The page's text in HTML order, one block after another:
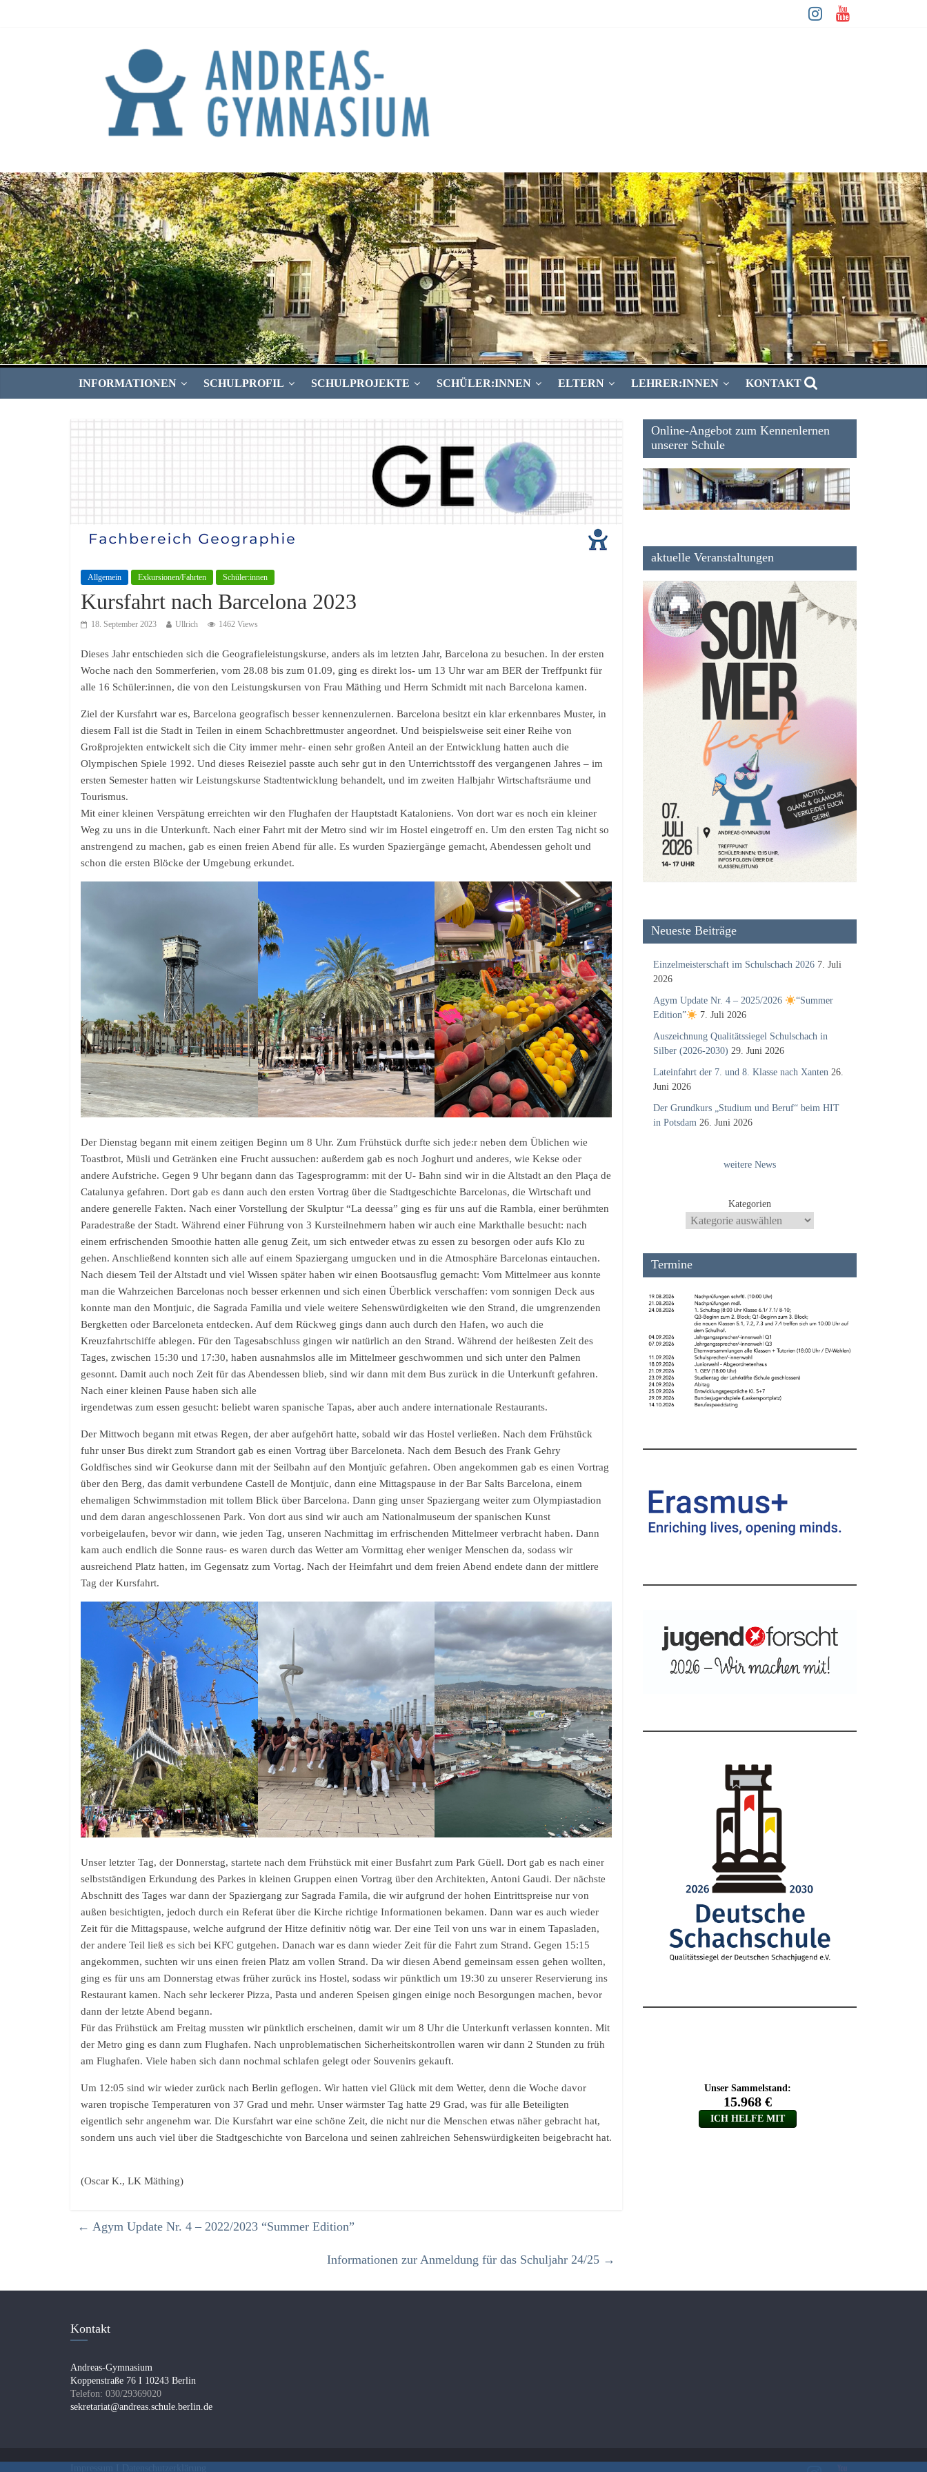
INFORMATIONEN SCHULPROFIL SCHULPROJEKTE SCHÜLER:INNEN ELTERN LEHRER:INNEN KONTAKT
Allgemein Exkursionen/Fahrten Schüler:innen
Kursfahrt nach Barcelona 2023
18. September 2023 Ullrich 1462 Views
Dieses Jahr entschieden sich die Geografieleistungskurse, anders als im letzten Jahr, Barcelona zu besuchen. In der ersten
Woche nach den Sommerferien, vom 28.08 bis zum 01.09, ging es direkt los- um 13 Uhr war am BER der Treffpunkt für
alle 16 Schüler:innen, die von den Leistungskursen von Frau Mäthing und Herrn Schmidt mit nach Barcelona kamen.
Ziel der Kursfahrt war es, Barcelona geografisch besser kennenzulernen. Barcelona besitzt ein klar erkennbares Muster, in
diesem Fall ist die Stadt in Teilen in einem Schachbrettmuster angeordnet. Und beispielsweise seit einer Reihe von
Großprojekten entwickelt sich die City immer mehr- einen sehr großen Anteil an der Entwicklung hatten auch die
Olympischen Spiele 1992. Und dieses Reiseziel passte auch sehr gut in den Unterrichtsstoff des vergangenen Jahres – im
ersten Semester hatten wir Leistungskurse Stadtentwicklung behandelt, und im zweiten Halbjahr Wirtschaftsräume und
Tourismus.
Mit einer kleinen Verspätung erreichten wir den Flughafen der Hauptstadt Kataloniens. Von dort war es noch ein kleiner
Weg zu uns in die Unterkunft. Nach einer Fahrt mit der Metro sind wir im Hostel eingetroff en. Um den ersten Tag nicht so
anstrengend zu machen, gab es einen freien Abend für alle. Es wurden Spaziergänge gemacht, Abendessen geholt und
schon die ersten Blöcke der Umgebung erkundet.
Der Dienstag begann mit einem zeitigen Beginn um 8 Uhr. Zum Frühstück durfte sich jede:r neben dem Üblichen wie
Toastbrot, Müsli und Getränken eine Frucht aussuchen: außerdem gab es noch Joghurt und anderes, wie Kekse oder
andere Aufstriche. Gegen 9 Uhr begann dann das Tagesprogramm: mit der U- Bahn sind wir in die Altstadt an den Plaça de
Catalunya gefahren. Dort gab es dann auch den ersten Vortrag über die Stadtgeschichte Barcelonas, die Wirtschaft und
andere generelle Fakten. Nach einer Vorstellung der Skulptur “La deessa” ging es für uns auf die Rambla, einer berühmten
Paradestraße der Stadt. Während einer Führung von 3 Kursteilnehmern haben wir auch eine Markthalle besucht: nach
einem erfrischenden Smoothie hatten alle genug Zeit, um sich entweder etwas zu essen zu besorgen oder aufs Klo zu
gehen. Anschließend konnten sich alle auf einem Spaziergang umgucken und in die Atmosphäre Barcelonas eintauchen.
Nach diesem Teil der Altstadt und viel Wissen später haben wir einen Bootsausflug gemacht: Vom Mittelmeer aus konnte
man die Wahrzeichen Barcelonas noch besser erkennen und sich einen Überblick verschaffen: vom sonnigen Deck aus
konnte man den Montjuic, die Sagrada Familia und viele weitere Sehenswürdigkeiten wie den Strand, die umgrenzenden
Bergketten oder Barceloneta entdecken. Auf dem Rückweg gings dann auch durch den Hafen, wo auch die
Kreuzfahrtschiffe ablegen. Für den Tagesabschluss gingen wir natürlich an den Strand. Während der heißesten Zeit des
Tages, zwischen 15:30 und 17:30, haben ausnahmslos alle im Mittelmeer geschwommen und sich unter den Palmen
gesonnt. Damit auch noch Zeit für das Abendessen blieb, sind wir dann mit dem Bus zurück in die Unterkunft gefahren.
Nach einer kleinen Pause haben sich alle
irgendetwas zum essen gesucht: beliebt waren spanische Tapas, aber auch andere internationale Restaurants.
Der Mittwoch begann mit etwas Regen, der aber aufgehört hatte, sobald wir das Hostel verließen. Nach dem Frühstück
fuhr unser Bus direkt zum Strandort gab es einen Vortrag über Barceloneta. Nach dem Besuch des Frank Gehry
Goldfisches sind wir Geokurse dann mit der Seilbahn auf den Montjuïc gefahren. Oben angekommen gab es einen Vortrag
über den Berg, das damit verbundene Castell de Montjuïc, dann eine Mittagspause in der Bar Salts Barcelona, einem
ehemaligen Schwimmstadion mit tollem Blick über Barcelona. Dann ging unser Spaziergang weiter zum Olympiastadion
und dem daran angeschlossenen Park. Von dort aus sind wir auch am Nationalmuseum der spanischen Kunst
vorbeigelaufen, bevor wir dann, wie jeden Tag, unseren Nachmittag im erfrischenden Mittelmeer verbracht haben. Dann
kam auch endlich die Sonne raus- es waren durch das Wetter am Vormittag eher weniger Menschen da, sodass wir
ausreichend Platz hatten, im Gegensatz zum Vortag. Nach der Heimfahrt und dem freien Abend endete dann der mittlere
Tag der Kursfahrt.
Unser letzter Tag, der Donnerstag, startete nach dem Frühstück mit einer Busfahrt zum Park Güell. Dort gab es nach einer
selbstständigen Erkundung des Parkes in kleinen Gruppen einen Vortrag über den Architekten, Antoni Gaudi. Der nächste
Abschnitt des Tages war dann der Spaziergang zur Sagrada Famila, die wir aufgrund der hohen Eintrittspreise nur von
außen besichtigten, jedoch durch ein Referat über die Kirche richtige Informationen bekamen. Dann war es auch wieder
Zeit für die Mittagspause, welche aufgrund der Hitze definitiv nötig war. Der eine Teil von uns war in einem Tapasladen,
der andere Teil ließ es sich bei KFC gutgehen. Danach war es dann wieder Zeit für die Fahrt zum Strand. Gegen 15:15
angekommen, suchten wir uns einen freien Platz am vollen Strand. Da wir diesen Abend gemeinsam essen gehen wollten,
ging es für uns am Donnerstag etwas früher zurück ins Hostel, sodass wir pünktlich um 19:30 zu unserer Reservierung ins
Restaurant kamen. Nach sehr leckerer Pizza, Pasta und anderen Speisen gingen einige noch Besorgungen machen, bevor
dann der letzte Abend begann.
Für das Frühstück am Freitag mussten wir pünktlich erscheinen, damit wir um 8 Uhr die Unterkunft verlassen konnten. Mit
der Metro ging es dann zum Flughafen. Nach unproblematischen Sicherheitskontrollen waren wir dann 2 Stunden zu früh
am Flughafen. Viele haben sich dann nochmal schlafen gelegt oder Souvenirs gekauft.
Um 12:05 sind wir wieder zurück nach Berlin geflogen. Wir hatten viel Glück mit dem Wetter, denn die Woche davor
waren tropische Temperaturen von 37 Grad und mehr. Unser wärmster Tag hatte 29 Grad, was für alle Beteiligten
eigentlich sehr angenehm war. Die Kursfahrt war eine schöne Zeit, die nicht nur die Menschen etwas näher gebracht hat,
sondern uns auch viel über die Stadtgeschichte von Barcelona und seinen zahlreichen Sehenswürdigkeiten beigebracht hat.
(Oscar K., LK Mäthing)
← Agym Update Nr. 4 – 2022/2023 “Summer Edition”
Informationen zur Anmeldung für das Schuljahr 24/25 →
Online-Angebot zum Kennenlernen
unserer Schule
aktuelle Veranstaltungen
Neueste Beiträge
Einzelmeisterschaft im Schulschach 2026 7. Juli
2026
Agym Update Nr. 4 – 2025/2026
“Summer
Edition”
7. Juli 2026
Auszeichnung Qualitätssiegel Schulschach in
Silber (2026-2030) 29. Juni 2026
Lateinfahrt der 7. und 8. Klasse nach Xanten 26.
Juni 2026
Der Grundkurs „Studium und Beruf“ beim HIT
in Potsdam 26. Juni 2026
weitere News
Kategorien
Termine
Kontakt
Andreas-Gymnasium
Koppenstraße 76 I 10243 Berlin
Telefon: 030/29369020
sekretariat@andreas.schule.berlin.de